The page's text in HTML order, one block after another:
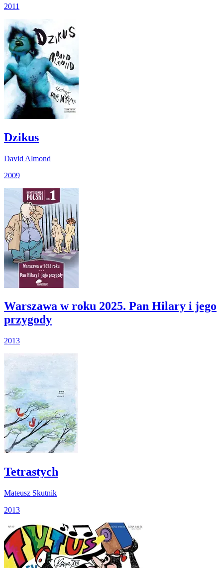
2011
Dzikus
David Almond
2009
Warszawa w roku 2025. Pan Hilary i jego
przygody
2013
Tetrastych
Mateusz Skutnik
2013